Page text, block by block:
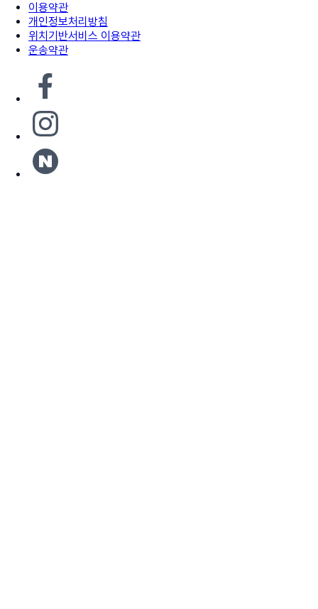
이용약관
개인정보처리방침
위치기반서비스 이용약관
운송약관